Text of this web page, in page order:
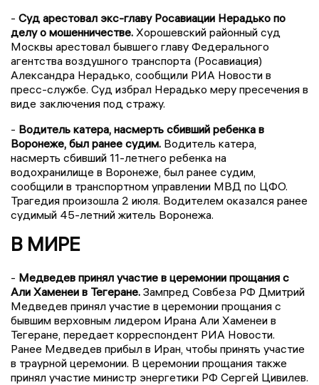
- Суд арестовал экс-главу Росавиации Нерадько по
делу о мошенничестве. Хорошевский районный суд
Москвы арестовал бывшего главу Федерального
агентства воздушного транспорта (Росавиация)
Александра Нерадько, сообщили РИА Новости в
пресс-службе. Суд избрал Нерадько меру пресечения в
виде заключения под стражу.
- Водитель катера, насмерть сбивший ребенка в
Воронеже, был ранее судим. Водитель катера,
насмерть сбивший 11-летнего ребенка на
водохранилище в Воронеже, был ранее судим,
сообщили в транспортном управлении МВД по ЦФО.
Трагедия произошла 2 июля. Водителем оказался ранее
судимый 45-летний житель Воронежа.
В МИРЕ
- Медведев принял участие в церемонии прощания с
Али Хаменеи в Тегеране. Зампред Совбеза РФ Дмитрий
Медведев принял участие в церемонии прощания с
бывшим верховным лидером Ирана Али Хаменеи в
Тегеране, передает корреспондент РИА Новости.
Ранее Медведев прибыл в Иран, чтобы принять участие
в траурной церемонии. В церемонии прощания также
принял участие министр энергетики РФ Сергей Цивилев.